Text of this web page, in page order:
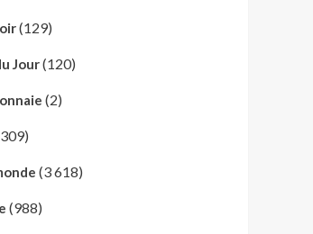
(129)
Jour(120)
(2)
(3 618)
(988)